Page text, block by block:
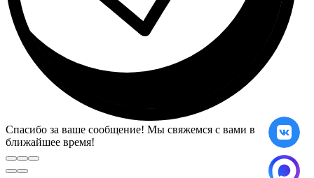
Спасибо за ваше сообщение! Мы свяжемся с вами в
ближайшее время!